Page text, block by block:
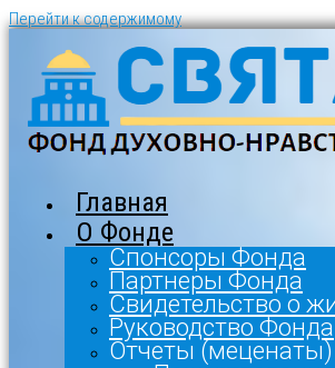
Перейти к содержимому
Главная
О Фонде
Спонсоры Фонда
Партнеры Фонда
Свидетельство о
Руководство Фонда
Отчеты (меценаты)